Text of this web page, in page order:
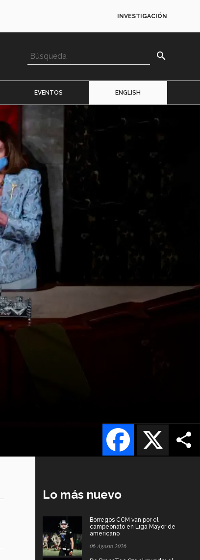
INVESTIGACIÓN
search
EVENTOS ENGLISH
X
Facebook
Lo más nuevo
Borregos CCM van por el
campeonato en Liga Mayor de
americano
06 Agosto 2026